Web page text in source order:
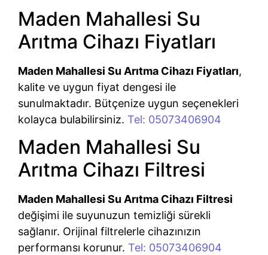
Maden Mahallesi Su
Arıtma Cihazı Fiyatları
Maden Mahallesi Su Arıtma Cihazı Fiyatları,
kalite ve uygun fiyat dengesi ile
sunulmaktadır. Bütçenize uygun seçenekleri
kolayca bulabilirsiniz. Tel: 05073406904
Maden Mahallesi Su
Arıtma Cihazı Filtresi
Maden Mahallesi Su Arıtma Cihazı Filtresi
değişimi ile suyunuzun temizliği sürekli
sağlanır. Orijinal filtrelerle cihazınızın
performansı korunur. Tel: 05073406904